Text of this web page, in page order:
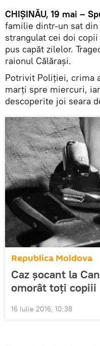
CHIȘINĂU, 19 mai –
familie dintr-un sat din
strangulat cei doi
pus capăt zilelor.
raionul Călărași.
Potrivit Poliției, crima
marți spre miercuri,
descoperite joi seara
Republica Moldova
Caz șocant la
omorât toți copiii
16 Iulie 2016, 10:38